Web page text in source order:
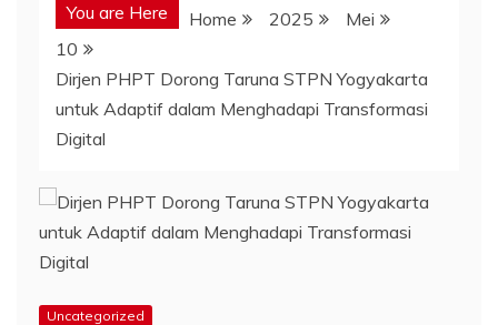
You are Here Home 2025
Mei
10
Dirjen PHPT Dorong Taruna STPN Yogyakarta
untuk Adaptif dalam Menghadapi Transformasi
Digital
Uncategorized